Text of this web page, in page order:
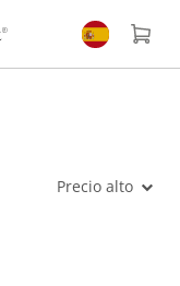
Precio alto